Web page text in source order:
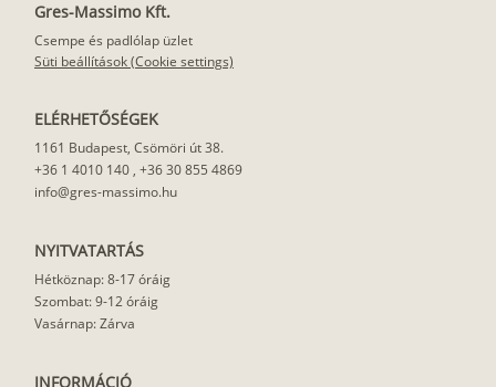
Gres-Massimo Kft.
Csempe és padlólap üzlet
Süti beállítások (Cookie settings)
ELÉRHETŐSÉGEK
1161 Budapest, Csömöri út 38.
+36 1 4010 140 , +36 30 855 4869
info@gres-massimo.hu
NYITVATARTÁS
Hétköznap: 8-17 óráig
Szombat: 9-12 óráig
Vasárnap: Zárva
INFORMÁCIÓ